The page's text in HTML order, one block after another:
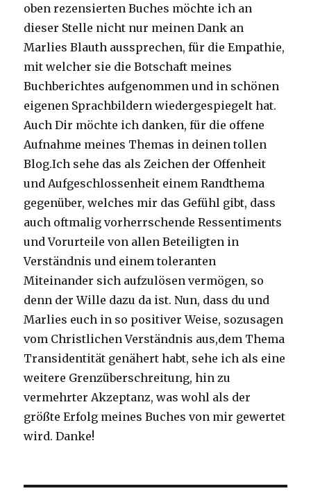
oben rezensierten Buches möchte ich an
dieser Stelle nicht nur meinen Dank an
Marlies Blauth aussprechen, für die Empathie,
mit welcher sie die Botschaft meines
Buchberichtes aufgenommen und in schönen
eigenen Sprachbildern wiedergespiegelt hat.
Auch Dir möchte ich danken, für die offene
Aufnahme meines Themas in deinen tollen
Blog.Ich sehe das als Zeichen der Offenheit
und Aufgeschlossenheit einem Randthema
gegenüber, welches mir das Gefühl gibt, dass
auch oftmalig vorherrschende Ressentiments
und Vorurteile von allen Beteiligten in
Verständnis und einem toleranten
Miteinander sich aufzulösen vermögen, so
denn der Wille dazu da ist. Nun, dass du und
Marlies euch in so positiver Weise, sozusagen
vom Christlichen Verständnis aus,dem Thema
Transidentität genähert habt, sehe ich als eine
weitere Grenzüberschreitung, hin zu
vermehrter Akzeptanz, was wohl als der
größte Erfolg meines Buches von mir gewertet
wird. Danke!